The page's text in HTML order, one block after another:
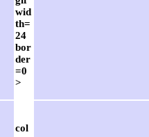
wid
th=
24
bor
der
=0
>
col